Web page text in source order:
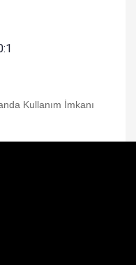
Kullanım İmkanı